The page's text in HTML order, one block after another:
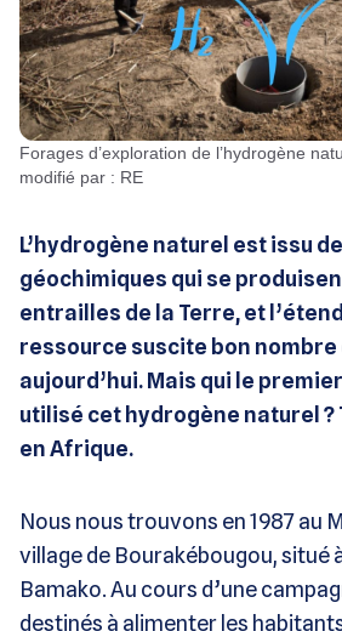
forages d’exploration de l’hydrogène naturel / Image : Hydroma,
modifié par : RE
L’hydrogène naturel est issu
géochimiques qui se
entrailles de la Terre, et
ressource suscite bon
aujourd’hui. Mais qui le
utilisé cet hydrogène naturel ?
en Afrique.
Nous nous trouvons en 1987 au
village de Bourakébougou, situé
Bamako. Au cours d’une
destinés à alimenter les habitants